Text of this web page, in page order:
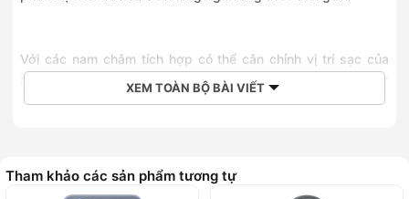
Với các nam châm tích hợp có thể cân chỉnh vị trí sạc của
iPhone 15 series, bạn luôn có thể tháo và gắn ốp lưng này
vào điện thoại một cách hết sức dễ dàng, thuận tiện và sạc
XEM TOÀN BỘ BÀI VIẾT
Tham khảo các sản phẩm tương tự